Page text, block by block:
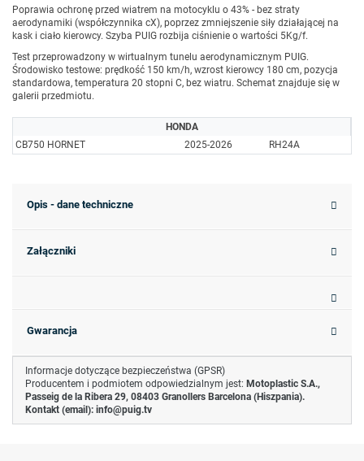
Poprawia ochronę przed wiatrem na motocyklu o 43% - bez straty
aerodynamiki (współczynnika cX), poprzez zmniejszenie siły działającej na
kask i ciało kierowcy. Szyba PUIG rozbija ciśnienie o wartości 5Kg/f.
Test przeprowadzony w wirtualnym tunelu aerodynamicznym PUIG.
Środowisko testowe: prędkość 150 km/h, wzrost kierowcy 180 cm, pozycja
standardowa, temperatura 20 stopni C, bez wiatru. Schemat znajduje się w
galerii przedmiotu.
HONDA
CB750 HORNET
2025-2026 RH24A
Opis - dane techniczne
Załączniki
Gwarancja
Informacje dotyczące bezpieczeństwa (GPSR)
Producentem i podmiotem odpowiedzialnym jest: Motoplastic S.A.,
Passeig de la Ribera 29, 08403 Granollers Barcelona (Hiszpania).
Kontakt (email): info@puig.tv